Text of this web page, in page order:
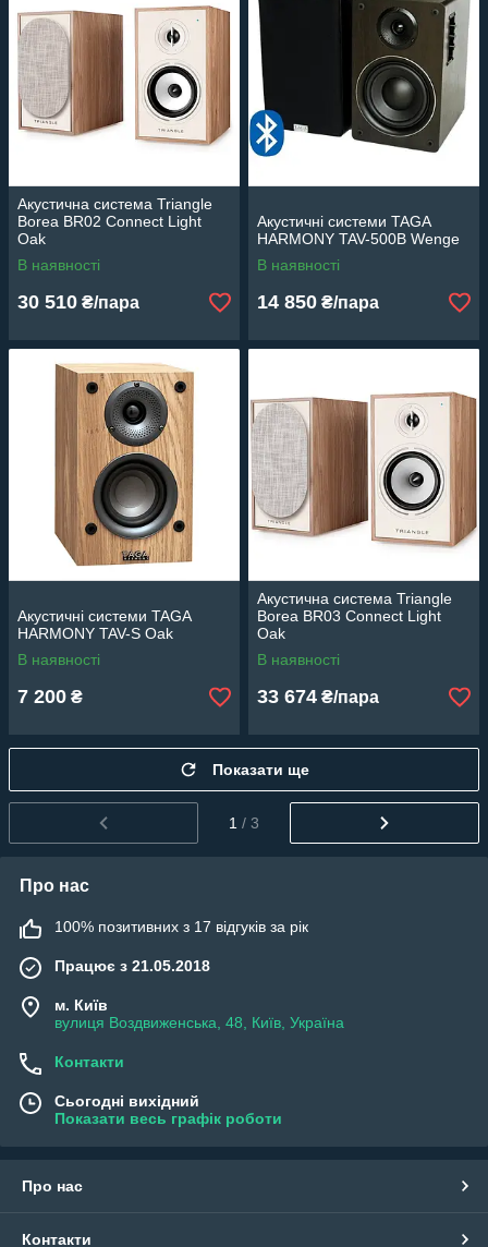
Акустична система Triangle
Borea BR02 Connect Light
Oak
В наявності
30 510 ₴/пара
Акустичні системи TAGA
HARMONY TAV-500B Wenge
В наявності
14 850 ₴/пара
Акустичні системи TAGA
HARMONY TAV-S Oak
В наявності
7 200 ₴
Акустична система Triangle
Borea BR03 Connect Light
Oak
В наявності
33 674 ₴/пара
Показати ще
1 / 3
Про нас
100% позитивних з 17 відгуків за рік
Працює з 21.05.2018
м. Київ
вулиця Воздвиженська, 48, Київ, Україна
Контакти
Сьогодні вихідний
Показати весь графік роботи
Про нас
Контакти